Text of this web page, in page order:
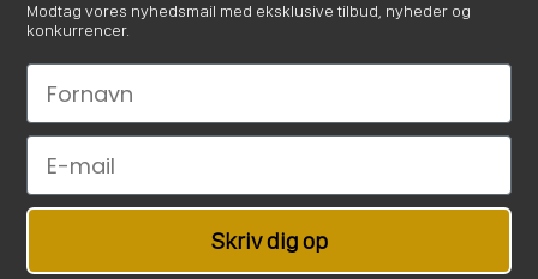
Modtag vores nyhedsmail med eksklusive tilbud, nyheder og
konkurrencer.
Le nom
Email
Skriv dig op